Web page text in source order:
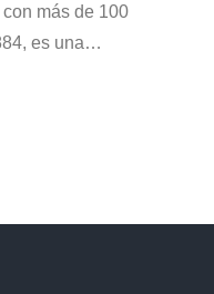
más de 100
es una…